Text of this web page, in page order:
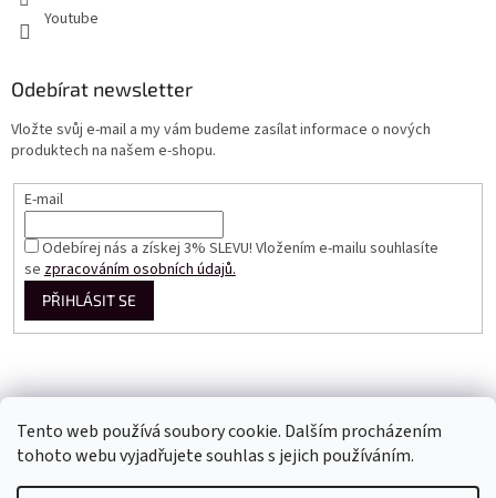
Tento web používá soubory cookie. Dalším procházením
tohoto webu vyjadřujete souhlas s jejich používáním.
Youtube
Odebírat newsletter
Vložte svůj e-mail a my vám budeme zasílat informace o nových
produktech na našem e-shopu.
E-mail
Odebírej nás a získej 3% SLEVU! Vložením e-mailu souhlasíte
sezpracováním osobních údajů.
PŘIHLÁSIT SE